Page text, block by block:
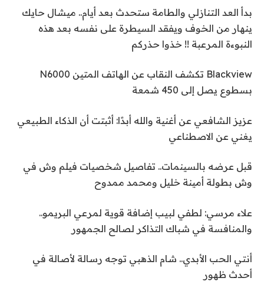
بدأ العد التنازلي والطامة ستحدث بعد أيام.. ميشال حايك
ينهار من الخوف ويفقد السيطرة على نفسه بعد هذه
النبوءة المرعبة !! خذوا حذركم
Blackview تكشف النقاب عن الهاتف المتين N6000
بسطوع يصل إلى 450 شمعة
عزيز الشافعي عن أغنية والله أبدًا: أثبتت أن الذكاء الطبيعي
يغني عن الاصطناعي
قبل عرضه بالسينمات.. تفاصيل شخصيات فيلم وش في
وش بطولة أمينة خليل ومحمد ممدوح
علاء مرسي: لطفي لبيب إضافة قوية لمرعي البريمو..
والمنافسة في شباك التذاكر لصالح الجمهور
أنتي الحب الأبدي.. شام الذهبي توجه رسالة لأصالة في
أحدث ظهور